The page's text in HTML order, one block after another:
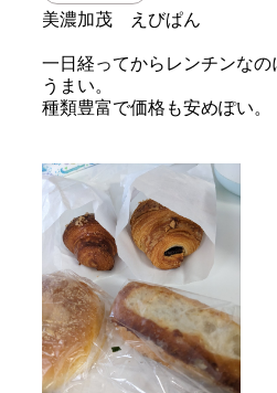
美濃加茂 えびぱん
一日経ってからレンチンな
うまい。
種類豊富で価格も安めぽい。